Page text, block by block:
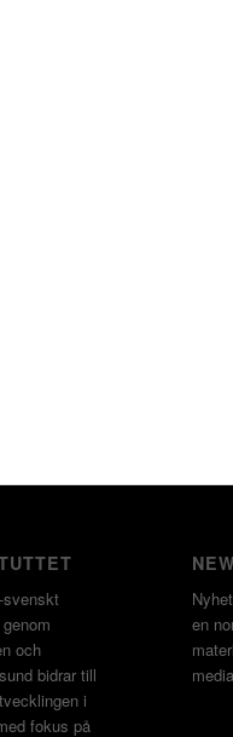
svenskt
och
bidrar till
i
fokus på
en